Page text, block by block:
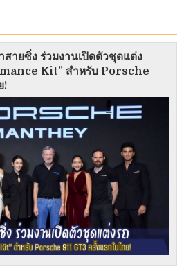
สายซิ่ง ร่วมงานเปิดตัวชุดแต่ง
Kit” สำหรับ Porsche
!